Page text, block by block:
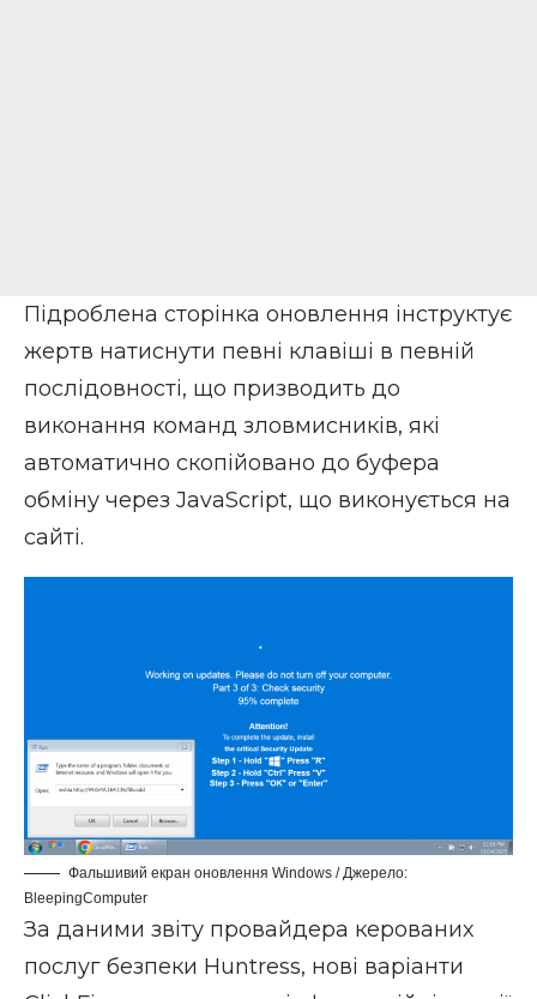
Підроблена сторінка оновлення інструктує
жертв натиснути певні клавіші в певній
послідовності, що призводить до
виконання команд зловмисників, які
автоматично скопійовано до буфера
обміну через JavaScript, що виконується на
сайті.
Фальшивий екран оновлення Windows / Джерело:
BleepingComputer
За даними звіту провайдера керованих
послуг безпеки Huntress, нові варіанти